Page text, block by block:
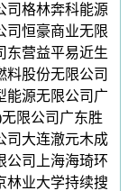
司格林奔科能源
司恒豪商业无限
东营益平易近生
料股份无限公司
能源无限公司广
限公司广东胜
司大连澈元木成
公司上海海琦环
林业大学持续搜